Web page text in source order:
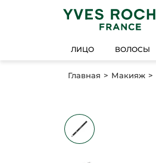
ЛИЦО ВОЛОСЫ
Главная Макияж